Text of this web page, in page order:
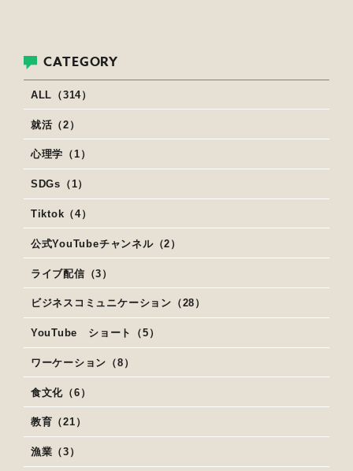
CATEGORY
ALL（314）
就活（2）
心理学（1）
SDGs（1）
Tiktok（4）
公式YouTubeチャンネル（2）
ライブ配信（3）
ビジネスコミュニケーション（28）
YouTube ショート（5）
ワーケーション（8）
食文化（6）
教育（21）
漁業（3）